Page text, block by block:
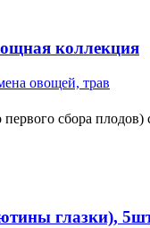
коллекция
овощей, трав
сбора
глазки),